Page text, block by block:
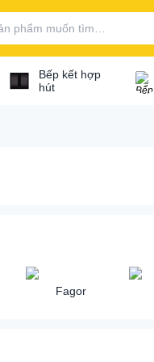
Bếp kết hợp
hút
Fagor